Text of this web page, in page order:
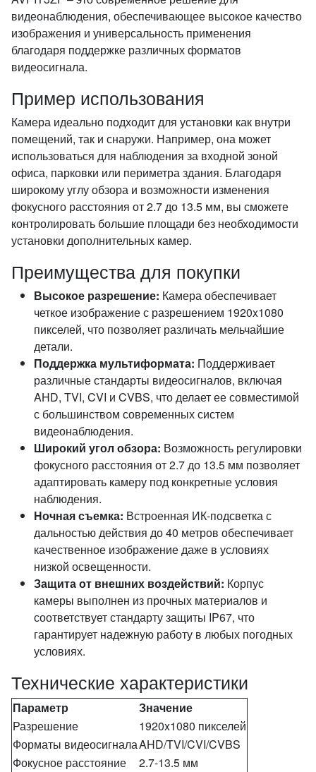
видеонаблюдения, обеспечивающее высокое качество
изображения и универсальность применения
благодаря поддержке различных форматов
видеосигнала.
Пример использования
Камера идеально подходит для установки как внутри
помещений, так и снаружи. Например, она может
использоваться для наблюдения за входной зоной
офиса, парковки или периметра здания. Благодаря
широкому углу обзора и возможности изменения
фокусного расстояния от 2.7 до 13.5 мм, вы сможете
контролировать большие площади без необходимости
установки дополнительных камер.
Преимущества для покупки
Высокое разрешение: Камера обеспечивает
четкое изображение с разрешением 1920x1080
пикселей, что позволяет различать мельчайшие
детали.
Поддержка мультиформата: Поддерживает
различные стандарты видеосигналов, включая
AHD, TVI, CVI и CVBS, что делает ее совместимой
с большинством современных систем
видеонаблюдения.
Широкий угол обзора: Возможность регулировки
фокусного расстояния от 2.7 до 13.5 мм позволяет
адаптировать камеру под конкретные условия
наблюдения.
Ночная съемка: Встроенная ИК-подсветка с
дальностью действия до 40 метров обеспечивает
качественное изображение даже в условиях
низкой освещенности.
Защита от внешних воздействий: Корпус
камеры выполнен из прочных материалов и
соответствует стандарту защиты IP67, что
гарантирует надежную работу в любых погодных
условиях.
Технические характеристики
Параметр
Значение
Разрешение
1920x1080 пикселей
Форматы видеосигналаAHD/TVI/CVI/CVBS
Фокусное расстояние
2.7-13.5 мм